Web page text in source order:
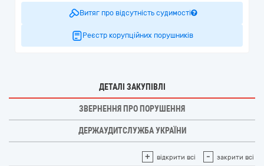
Витяг про відсутність судимості
Реєстр корупційних порушників
ДЕТАЛІ ЗАКУПІВЛІ
ЗВЕРНЕННЯ ПРО ПОРУШЕННЯ
ДЕРЖАУДИТСЛУЖБА УКРАЇНИ
+ відкрити всі - закрити всі